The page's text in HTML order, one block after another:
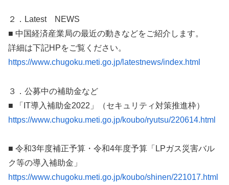
２．Latest NEWS
■ 中国経済産業局の最近の動きなどをご紹介します。
詳細は下記HPをご覧ください。
https://www.chugoku.meti.go.jp/latestnews/index.html
３．公募中の補助金など
■ 「IT導入補助金2022」（セキュリティ対策推進枠）
https://www.chugoku.meti.go.jp/koubo/ryutsu/220614.html
■ 令和3年度補正予算・令和4年度予算「LPガス災害バル
ク等の導入補助金」
https://www.chugoku.meti.go.jp/koubo/shinen/221017.html